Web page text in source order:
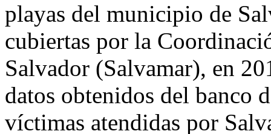
playas del municipio de
cubiertas por la
Salvador (Salvamar), en
datos obtenidos del banco
víctimas atendidas por